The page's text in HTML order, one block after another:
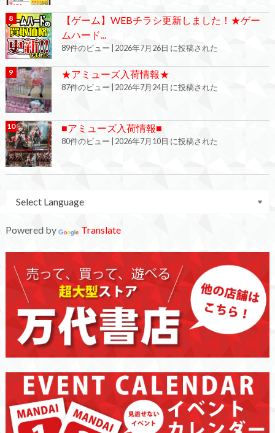
【ゲーム】WEBチラシ更新しました！★ゲー
ムハード...
89件のビュー 2026年7月26日 に投稿された
★アミューズ入荷情報★
87件のビュー 2026年7月24日 に投稿された
■アミューズ入荷情報■
80件のビュー 2026年7月10日 に投稿された
Powered by Translate